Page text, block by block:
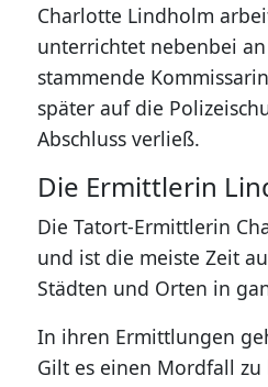
Charlotte Lindholm
unterrichtet nebenbei
stammende
später auf die
Abschluss verließ.
Die Ermittlerin
Die Tatort-Ermittlerin
und ist die meiste Zeit
Städten und Orten in
In ihren Ermittlungen
Gilt es einen Mordfall